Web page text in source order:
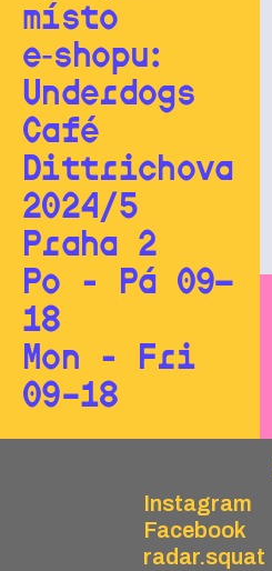
místo
e‑shopu:
Underdogs
Café
Dittrichova
2024/5
Praha 2
Po - Pá 09—
18
Mon - Fri
09–18
Instagram
Facebook
radar.squat